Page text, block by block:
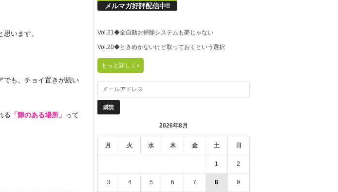
います。
でも、チョイ置きが続い
る 「隙のある場所」 って
メルマガ好評配信中!!
Vol.21◆全自動お掃除システムも夢じゃない
Vol.20◆ときめかないけど取っておくという選択
もっと詳しく»
2026年8月
月 火 水 木 金 土 日
1 2
3 4 5 6 7 8 9